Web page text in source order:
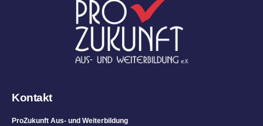
Kontakt
ProZukunft Aus- und Weiterbildung